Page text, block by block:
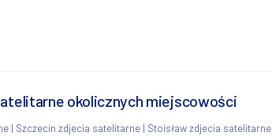
okolicznych miejscowości
| Szczecin zdjecia satelitarne | Stoisław zdjecia satelitarne